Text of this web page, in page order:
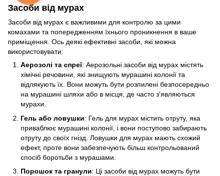
Засоби від мурах
Засоби від мурах є важливими для контролю за цими
комахами та попередженням їхнього проникнення в ваше
приміщення. Ось деякі ефективні засоби, які можна
використовувати:
Аерозолі та спреї: Аерозольні засоби від мурах містять
хімічні речовини, які знищують мурашині колонії та
відлякують їх. Вони можуть бути розпилені безпосередньо
на мурашині шляхи або в місця, де часто з'являються
мурахи.
Гель або ловушки: Гель для мурах містить отруту, яка
приваблює мурашині колонії, і вони поступово забирають
отруту до своїх гнізд. Ловушки для мурах мають схожий
ефект, проте вони забезпечують більш контрольований
спосіб боротьби з мурашами.
Порошок та гранули: Ці засоби від мурах можуть бути